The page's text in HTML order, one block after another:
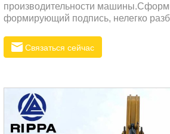
производительности
формирующий подпись, нелегко
высококачественную сталь, нанесите
пластикового литья,
высокую надежность.Тело 360
свободно, а умное тело облегчает
воздухе.Стандартная
Multi-Clape Clape / Pilot
Связаться сейчас